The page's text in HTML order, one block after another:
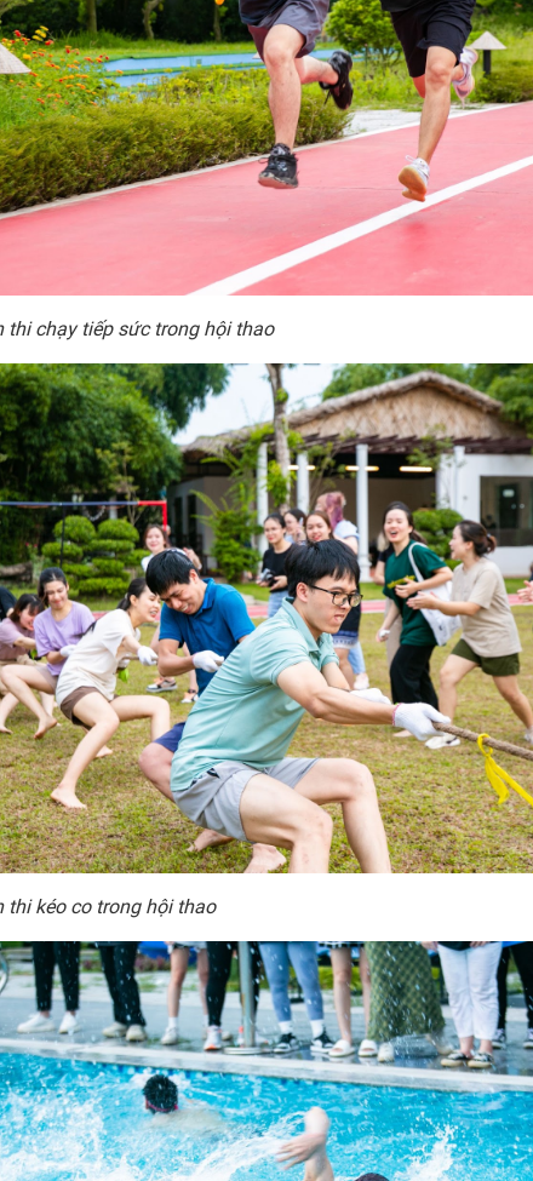
thi chạy tiếp sức trong hội thao
thi kéo co trong hội thao